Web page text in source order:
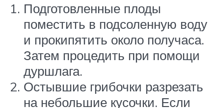
Подготовленные плоды
поместить в подсоленную воду
и прокипятить около получаса.
Затем процедить при помощи
дуршлага.
Остывшие грибочки разрезать
на небольшие кусочки. Если